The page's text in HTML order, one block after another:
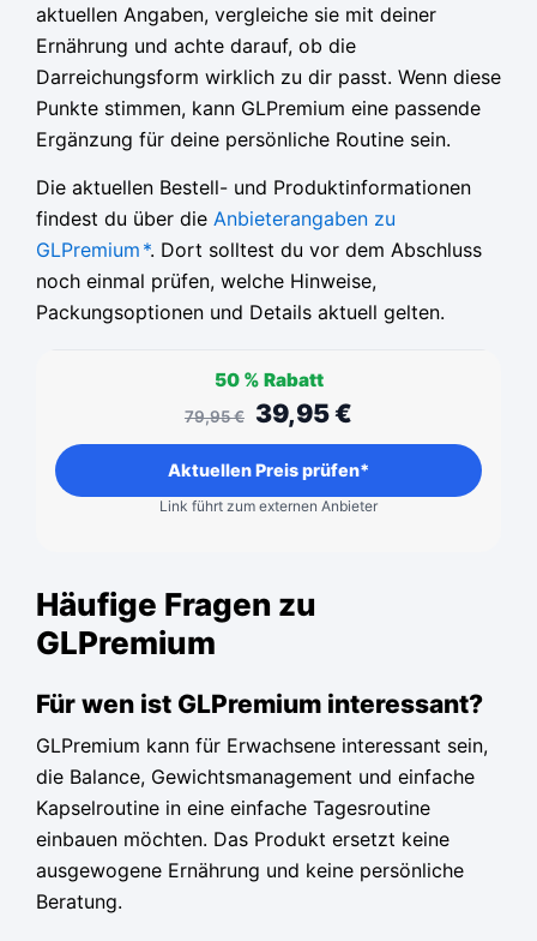
aktuellen Angaben, vergleiche sie mit deiner
Ernährung und achte darauf, ob die
Darreichungsform wirklich zu dir passt. Wenn diese
Punkte stimmen, kann GLPremium eine passende
Ergänzung für deine persönliche Routine sein.
Die aktuellen Bestell- und Produktinformationen
findest du über die Anbieterangaben zu
GLPremium *. Dort solltest du vor dem Abschluss
noch einmal prüfen, welche Hinweise,
Packungsoptionen und Details aktuell gelten.
50 % Rabatt
79,95€ 39,95€
Aktuellen Preis prüfen*
Link führt zum externen Anbieter
Häufige Fragen zu
GLPremium
Für wen ist GLPremium interessant?
GLPremium kann für Erwachsene interessant sein,
die Balance, Gewichtsmanagement und einfache
Kapselroutine in eine einfache Tagesroutine
einbauen möchten. Das Produkt ersetzt keine
ausgewogene Ernährung und keine persönliche
Beratung.